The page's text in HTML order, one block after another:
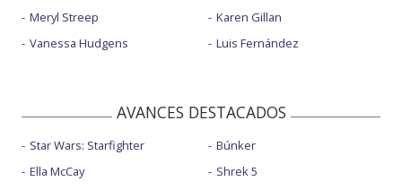
Meryl Streep
Vanessa Hudgens
Karen Gillan
Luis Fernández
AVANCES DESTACADOS
Star Wars: Starfighter
Ella McCay
Búnker
Shrek 5